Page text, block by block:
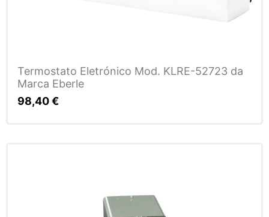
Termostato Eletrónico Mod. KLRE-52723 da
Marca Eberle
98,40€